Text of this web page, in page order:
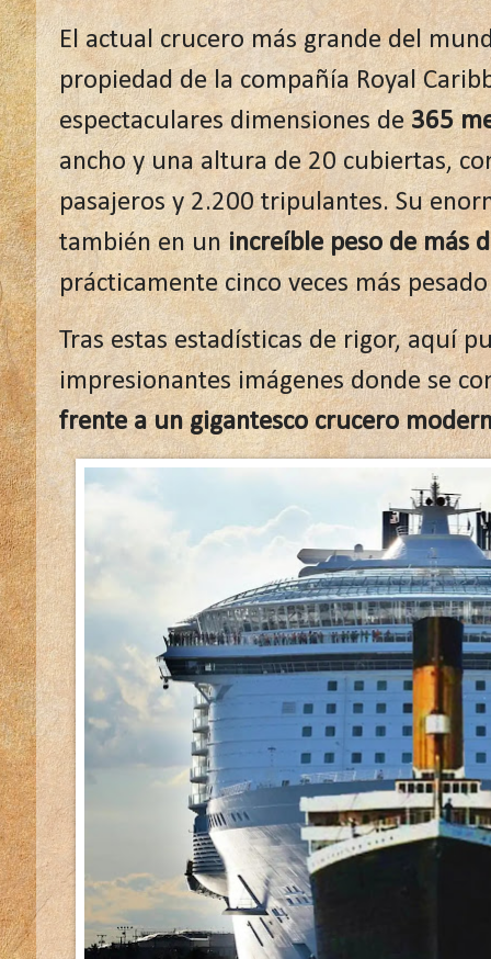
El actual crucero más grande del
propiedad de la compañía Royal
espectaculares dimensiones de365
ancho y una altura de 20 cubiertas,
pasajeros y 2.200 tripulantes. Su
también en unincreíble peso de más
prácticamente cinco veces más
Tras estas estadísticas de rigor, aquí
impresionantes imágenes donde se
frente a un gigantesco crucero